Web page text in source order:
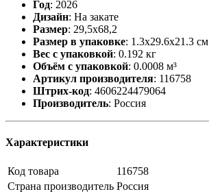
Год: 2026
Дизайн: На закате
Размер: 29,5х68,2
Размер в упаковке: 1.3x29.6x21.3 см
Вес с упаковкой: 0.192 кг
Объём с упаковкой: 0.0008 м³
Артикул производителя: 116758
Штрих-код: 4606224479064
Производитель: Россия
Характеристики
Код товара
116758
Страна производитель Россия